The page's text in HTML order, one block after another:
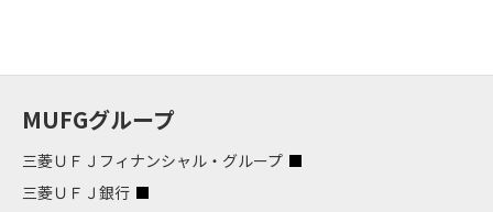
MUFGグループ
三菱ＵＦＪフィナンシャル・グループ
三菱ＵＦＪ銀行